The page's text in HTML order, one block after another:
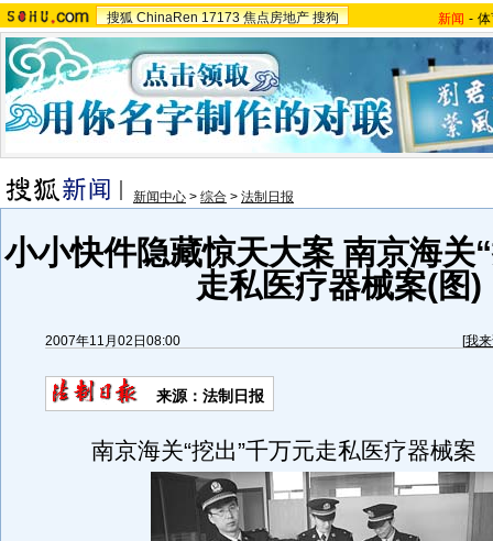
搜狐 ChinaRen 17173 焦点房地产 搜狗 新闻 -
新闻中心 > 综合 > 法制日报
小小快件隐藏惊天大案 南京海关
走私医疗器械案(图)
2007年11月02日08:00 [我
来源：法制日报
南京海关“挖出”千万元走私医疗器械案